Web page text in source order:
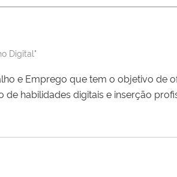
Digital"
e Emprego que tem o objetivo de
habilidades digitais e inserção